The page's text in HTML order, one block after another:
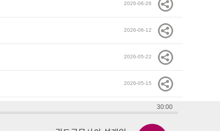
30:00
2026-06-26
2026-06-12
2026-05-22
2026-05-15